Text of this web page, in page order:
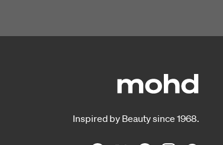
Inspired by Beauty since 1968.